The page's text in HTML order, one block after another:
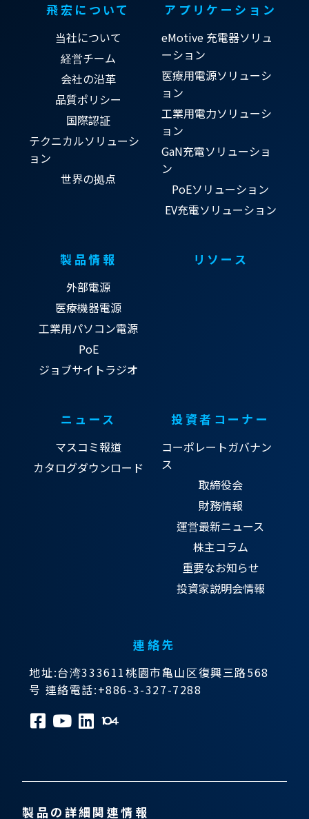
飛宏について
当社について
経営チーム
会社の沿革
品質ポリシー
国際認証
テクニカルソリューシ
ョン
世界の拠点
アプリケーション
eMotive 充電器ソリュ
ーション
医療用電源ソリューシ
ョン
工業用電力ソリューシ
ョン
GaN充電ソリューショ
ン
PoEソリューション
EV充電ソリューション
製品情報
外部電源
医療機器電源
工業用パソコン電源
PoE
ジョブサイトラジオ
リソース
ニュース
マスコミ報道
カタログダウンロード
投資者コーナー
コーポレートガバナン
ス
取締役会
財務情報
運営最新ニュース
株主コラム
重要なお知らせ
投資家説明会情報
連絡先
地址:台湾333611桃園市亀山区復興三路568
号 連絡電話:+886-3-327-7288
製品の詳細関連情報